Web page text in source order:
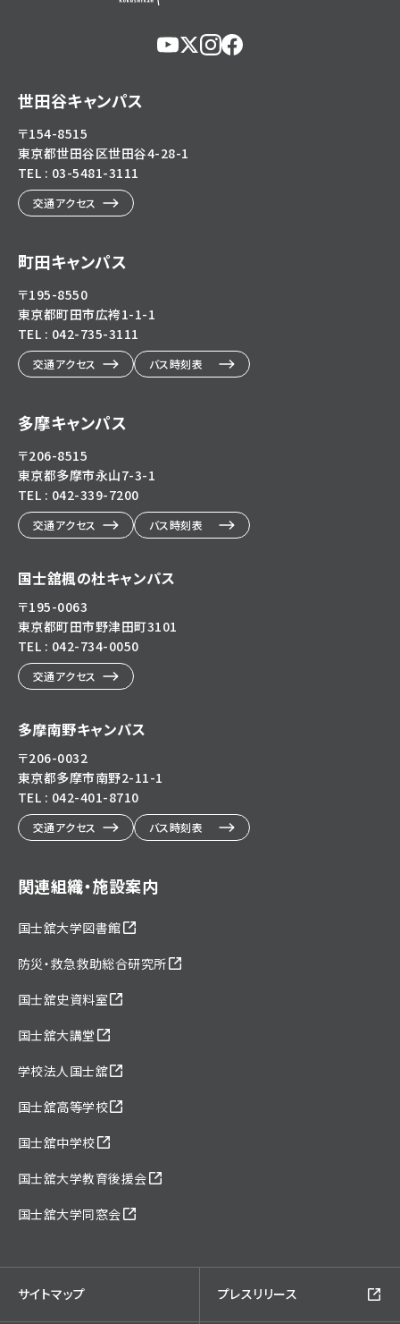
世田谷キャンパス
〒154-8515
東京都世田谷区世田谷4-28-1
TEL : 03-5481-3111
交通アクセス
町田キャンパス
〒195-8550
東京都町田市広袴1-1-1
TEL : 042-735-3111
交通アクセス バス時刻表
多摩キャンパス
〒206-8515
東京都多摩市永山7-3-1
TEL : 042-339-7200
交通アクセス バス時刻表
国士舘楓の杜キャンパス
〒195-0063
東京都町田市野津田町3101
TEL : 042-734-0050
交通アクセス
多摩南野キャンパス
〒206-0032
東京都多摩市南野2-11-1
TEL : 042-401-8710
交通アクセス バス時刻表
関連組織・施設案内
国士舘大学図書館
防災・救急救助総合研究所
国士舘史資料室
国士舘大講堂
学校法人国士舘
国士舘高等学校
国士舘中学校
国士舘大学教育後援会
国士舘大学同窓会
サイトマップ プレスリリース